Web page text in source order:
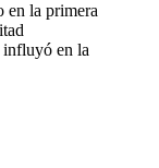
en la primera
influyó en la